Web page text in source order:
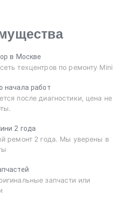
в Москве
техцентров по ремонту Mini
начала работ
после диагностики, цена не
2 года
ремонт 2 года. Мы уверены в
запчасти или